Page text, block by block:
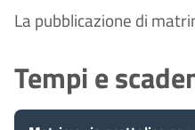
La pubblicazione di
Tempi e